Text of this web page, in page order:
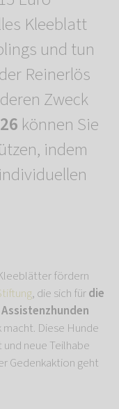
Kleeblatt
und tun
Reinerlös
Zweck
können Sie
indem
fördern
, die sich fürdie
macht. Diese Hunde
neue Teilhabe
Gedenkaktion geht